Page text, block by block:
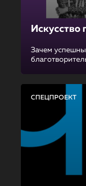
Искусство
Зачем
СПЕЦПРОЕКТ